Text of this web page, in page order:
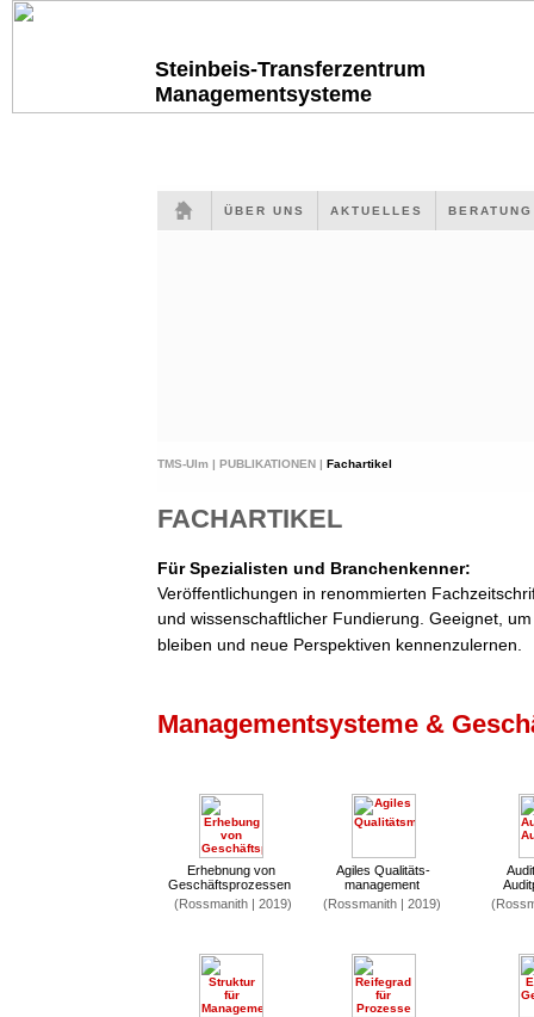
Steinbeis-Transferzentrum
Managementsysteme
ÜBER UNS AKTUELLES
TMS-Ulm | PUBLIKATIONEN | Fachartikel
FACHARTIKEL
Für Spezialisten und Branchenkenner:
Veröffentlichungen in renommierten
und wissenschaftlicher Fundierung. Geeignet,
bleiben und neue Perspektiven kennenzulernen.
Managementsysteme &
Erhebnung von
Geschäftsprozessen
Agiles Qualitäts-
management
(Rossmanith | 2019)
(Rossmanith | 2019)